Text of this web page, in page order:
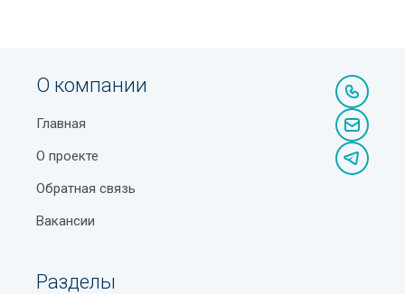
О компании
Главная
О проекте
Обратная связь
Вакансии
Разделы